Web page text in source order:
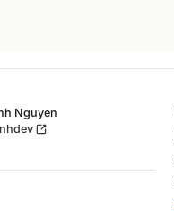
Nguyen